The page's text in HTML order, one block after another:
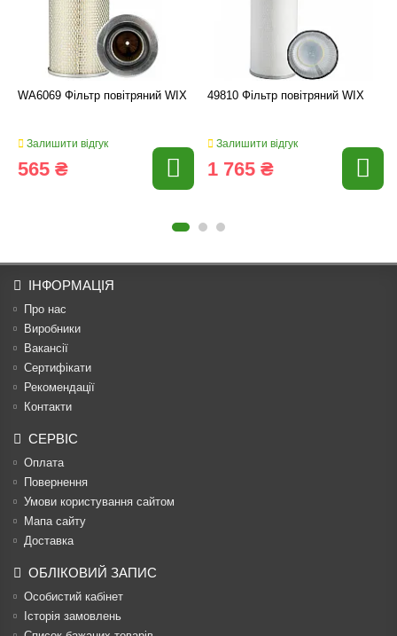
WA6069 Фільтр повітряний WIX
Залишити відгук
565 ₴
49810 Фільтр повітряний WIX
Залишити відгук
1 765 ₴
ІНФОРМАЦІЯ
Про нас
Виробники
Вакансії
Сертифікати
Рекомендації
Контакти
СЕРВІС
Оплата
Повернення
Умови користування сайтом
Мапа сайту
Доставка
ОБЛІКОВИЙ ЗАПИС
Особистий кабінет
Історія замовлень